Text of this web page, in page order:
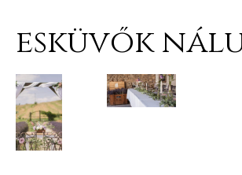
esküvők